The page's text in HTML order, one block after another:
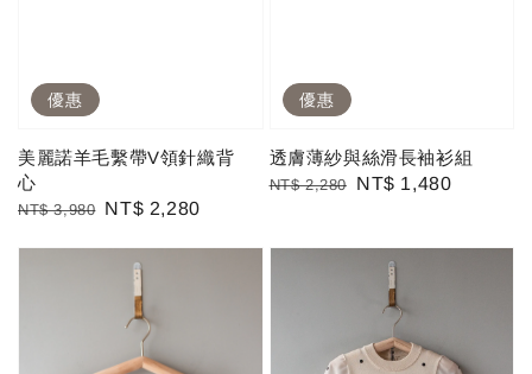
優惠
美麗諾羊毛繫帶V領針織背
心
Regular
NT$ 3,980 Sale
NT$ 2,280
優惠
透膚薄紗與絲滑長袖衫組
Regular
NT$ 2,280
Sale
NT$ 1,480